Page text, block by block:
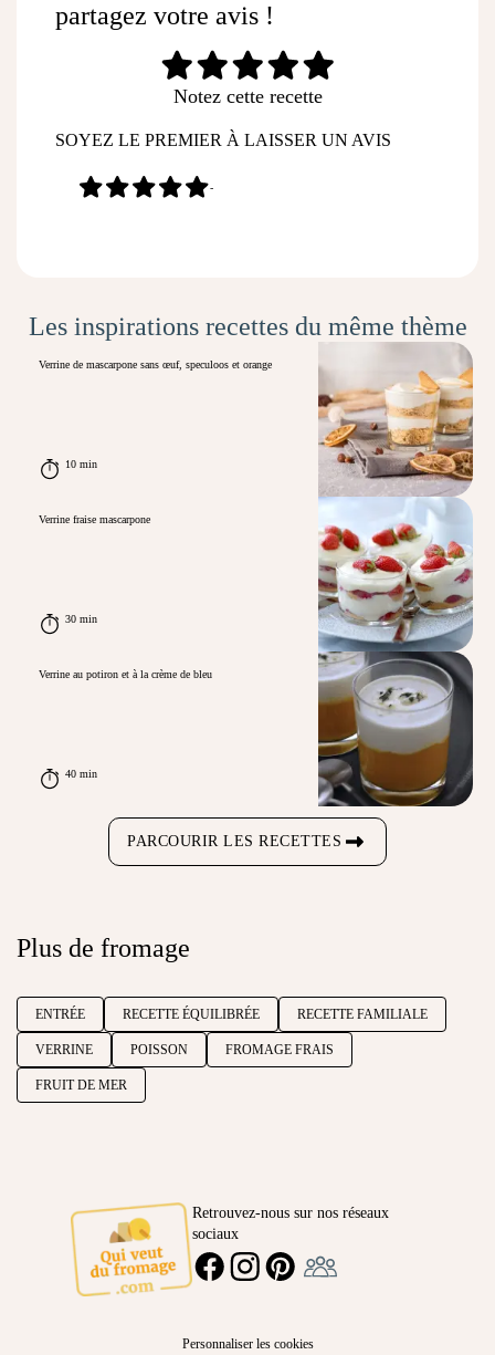
partagez votre avis !
Notez cette recette
SOYEZ LE PREMIER À LAISSER UN AVIS
-
Les inspirations recettes du même thème
Verrine de mascarpone sans œuf, speculoos et orange
10 min
Verrine fraise mascarpone
30 min
Verrine au potiron et à la crème de bleu
40 min
PARCOURIR LES RECETTES
Plus de fromage
ENTRÉE RECETTE ÉQUILIBRÉE RECETTE FAMILIALE
VERRINE POISSON FROMAGE FRAIS
FRUIT DE MER
Retrouvez-nous sur nos réseaux
sociaux
FACEBOOKINSTAGRAMPINTEREST
Personnaliser les cookies